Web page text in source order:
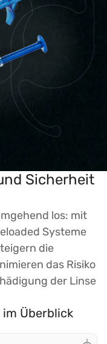
Sicherheit
los: mit
Systeme
die
das Risiko
der Linse
Überblick